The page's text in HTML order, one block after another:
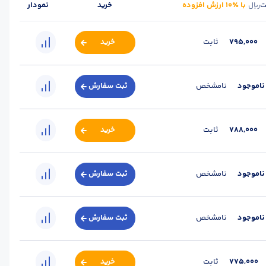
ریال با ٪۱۰ ارزش افزوده خرید نمودار
795,000 ثابت خرید
انبار برند :- ناموجود نامشخص ثبت سفارش
انبار برند :- 788,000 ثابت خرید
انبار برند :- ناموجود نامشخص ثبت سفارش
انبار برند :- ناموجود نامشخص ثبت سفارش
اصفهان-انبار برند : ذوب آهن اصفهان استاندارد :A3 775,000 ثابت خرید